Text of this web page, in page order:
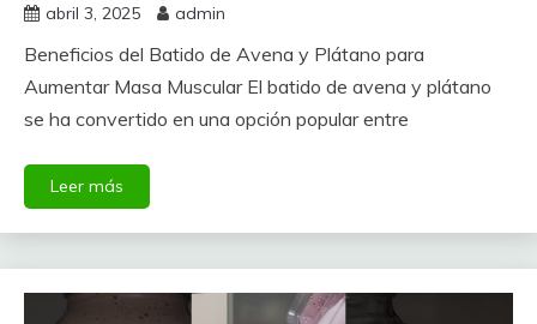
abril 3, 2025 admin
Beneficios del Batido de Avena y Plátano para
Aumentar Masa Muscular El batido de avena y plátano
se ha convertido en una opción popular entre
Leer más